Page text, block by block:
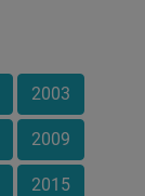
2003
2009
2015